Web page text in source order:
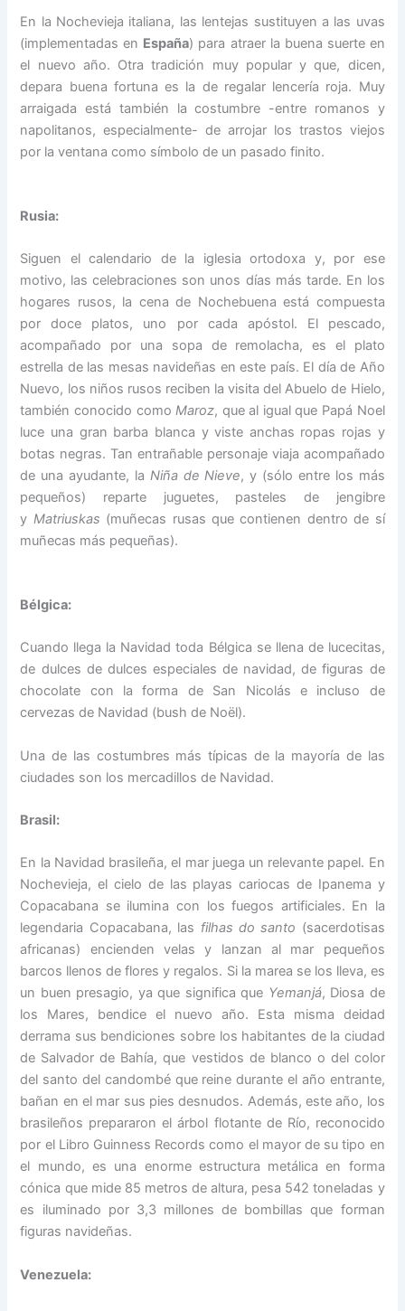
En la Nochevieja italiana, las lentejas sustituyen a las uvas
(implementadas en España) para atraer la buena suerte en
el nuevo año. Otra tradición muy popular y que, dicen,
depara buena fortuna es la de regalar lencería roja. Muy
arraigada está también la costumbre -entre romanos y
napolitanos, especialmente- de arrojar los trastos viejos
por la ventana como símbolo de un pasado finito.
Rusia:
Siguen el calendario de la iglesia ortodoxa y, por ese
motivo, las celebraciones son unos días más tarde. En los
hogares rusos, la cena de Nochebuena está compuesta
por doce platos, uno por cada apóstol. El pescado,
acompañado por una sopa de remolacha, es el plato
estrella de las mesas navideñas en este país. El día de Año
Nuevo, los niños rusos reciben la visita del Abuelo de Hielo,
también conocido comoMaroz, que al igual que Papá Noel
luce una gran barba blanca y viste anchas ropas rojas y
botas negras. Tan entrañable personaje viaja acompañado
de una ayudante, la Niña de Nieve, y (sólo entre los más
pequeños) reparte juguetes, pasteles de jengibre
y Matriuskas (muñecas rusas que contienen dentro de sí
muñecas más pequeñas).
Bélgica:
Cuando llega la Navidad toda Bélgica se llena de lucecitas,
de dulces de dulces especiales de navidad, de figuras de
chocolate con la forma de San Nicolás e incluso de
cervezas de Navidad (bush de Noël).
Una de las costumbres más típicas de la mayoría de las
ciudades son los mercadillos de Navidad.
Brasil:
En la Navidad brasileña, el mar juega un relevante papel. En
Nochevieja, el cielo de las playas cariocas de Ipanema y
Copacabana se ilumina con los fuegos artificiales. En la
legendaria Copacabana, las filhas do santo (sacerdotisas
africanas) encienden velas y lanzan al mar pequeños
barcos llenos de flores y regalos. Si la marea se los lleva, es
un buen presagio, ya que significa que Yemanjá, Diosa de
los Mares, bendice el nuevo año. Esta misma deidad
derrama sus bendiciones sobre los habitantes de la ciudad
de Salvador de Bahía, que vestidos de blanco o del color
del santo del candombé que reine durante el año entrante,
bañan en el mar sus pies desnudos. Además, este año, los
brasileños prepararon el árbol flotante de Río, reconocido
por el Libro Guinness Records como el mayor de su tipo en
el mundo, es una enorme estructura metálica en forma
cónica que mide 85 metros de altura, pesa 542 toneladas y
es iluminado por 3,3 millones de bombillas que forman
figuras navideñas.
Venezuela: